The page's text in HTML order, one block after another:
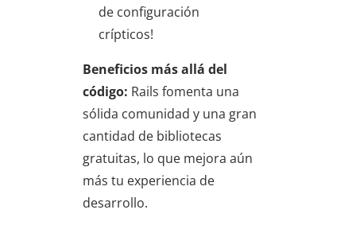
de configuración
crípticos!
Beneficios más allá del
código: Rails fomenta una
sólida comunidad y una gran
cantidad de bibliotecas
gratuitas, lo que mejora aún
más tu experiencia de
desarrollo.